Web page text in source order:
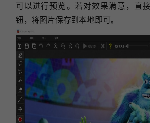
可以进行预览。若对效果满意，直
钮，将图片保存到本地即可。